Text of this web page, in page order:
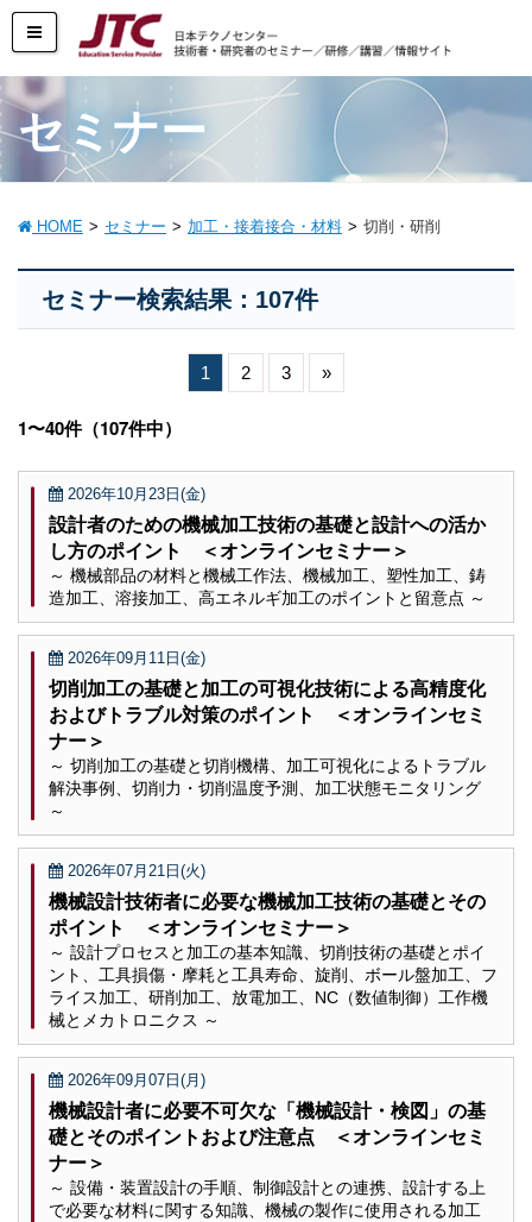
セミナー
HOME セミナー 加工・接着接合・材料 切削・研削
セミナー検索結果：107件
1 2 3 »
1〜40件（107件中）
2026年10月23日(金)
設計者のための機械加工技術の基礎と設計への活か
し方のポイント ＜オンラインセミナー＞
～ 機械部品の材料と機械工作法、機械加工、塑性加工、鋳
造加工、溶接加工、高エネルギ加工のポイントと留意点 ～
2026年09月11日(金)
切削加工の基礎と加工の可視化技術による高精度化
およびトラブル対策のポイント ＜オンラインセミ
ナー＞
～ 切削加工の基礎と切削機構、加工可視化によるトラブル
解決事例、切削力・切削温度予測、加工状態モニタリング
～
2026年07月21日(火)
機械設計技術者に必要な機械加工技術の基礎とその
ポイント ＜オンラインセミナー＞
～ 設計プロセスと加工の基本知識、切削技術の基礎とポイ
ント、工具損傷・摩耗と工具寿命、旋削、ボール盤加工、フ
ライス加工、研削加工、放電加工、NC（数値制御）工作機
械とメカトロニクス ～
2026年09月07日(月)
機械設計者に必要不可欠な「機械設計・検図」の基
礎とそのポイントおよび注意点 ＜オンラインセミ
ナー＞
～ 設備・装置設計の手順、制御設計との連携、設計する上
で必要な材料に関する知識、機械の製作に使用される加工